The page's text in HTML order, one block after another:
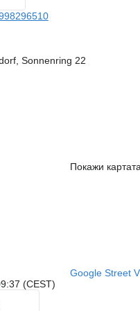
Sonnenring 22
Покажи картата
Google Street
(CEST)